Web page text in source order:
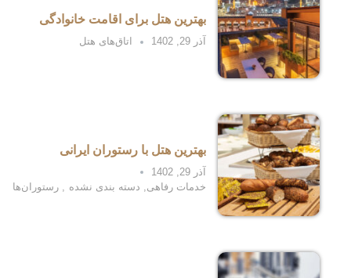
بهترین هتل برای اقامت خانوادگی
آذر 29, 1402 اتاق‌های هتل
بهترین هتل با رستوران ایرانی
آذر 29, 1402
خدمات رفاهی
دسته بندی نشده رستوران‌ها